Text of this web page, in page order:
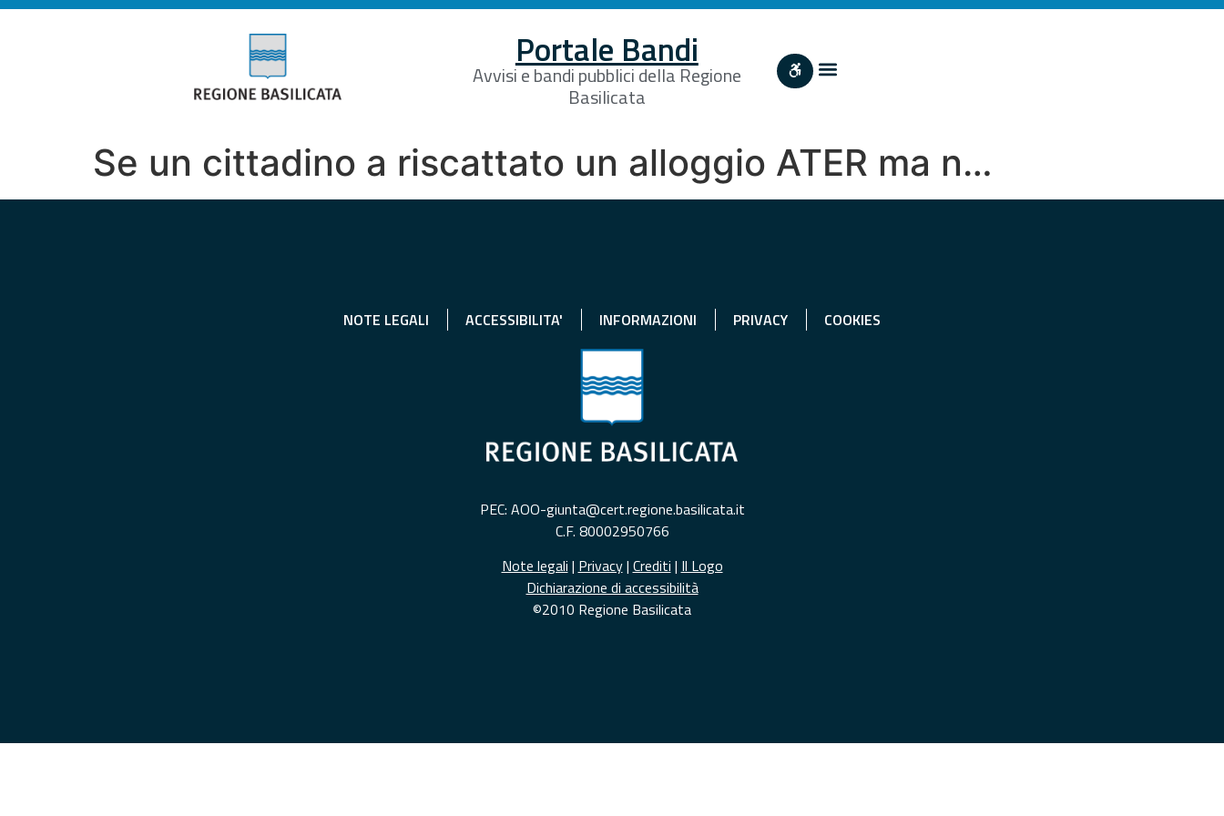
Portale Bandi
Avvisi e bandi pubblici della Regione
Basilicata
Se un cittadino a riscattato un alloggio ATER ma n…
NOTE LEGALI ACCESSIBILITA' INFORMAZIONI PRIVACY COOKIES
PEC: AOO-giunta@cert.regione.basilicata.it
C.F. 80002950766
Note legali | Privacy| Crediti | Il Logo
Dichiarazione di accessibilità
©2010 Regione Basilicata